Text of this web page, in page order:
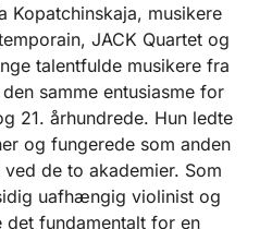
Kopatchinskaja, musikere
JACK Quartet og
talentfulde musikere fra
samme entusiasme for
21. århundrede. Hun ledte
og fungerede som anden
de to akademier. Som
uafhængig violinist og
fundamentalt for en